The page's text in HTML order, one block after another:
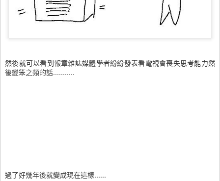
然後就可以看到報章雜誌媒體學者紛紛發表看電視會喪失思考能力然
後變笨之類的話...........
過了好幾年後就變成現在這樣......